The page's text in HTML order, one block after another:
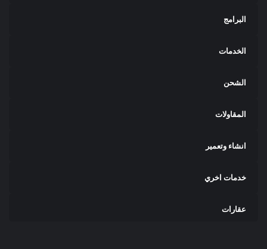
البرامج
الخدمات
الشحن
المقاولات
انشاء وتعمير
خدمات اخري
عقارات